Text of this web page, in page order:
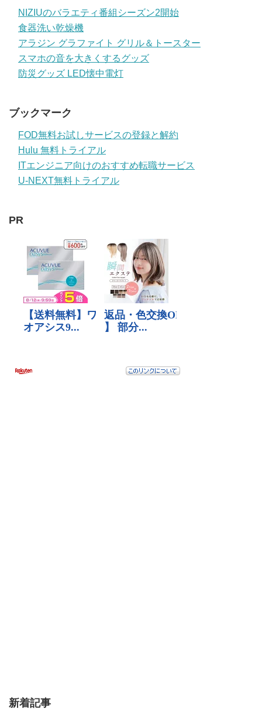
NIZIUのバラエティ番組シーズン2開始
食器洗い乾燥機
アラジン グラファイト グリル＆トースター
スマホの音を大きくするグッズ
防災グッズ LED懐中電灯
ブックマーク
FOD無料お試しサービスの登録と解約
Hulu 無料トライアル
ITエンジニア向けのおすすめ転職サービス
U-NEXT無料トライアル
PR
新着記事